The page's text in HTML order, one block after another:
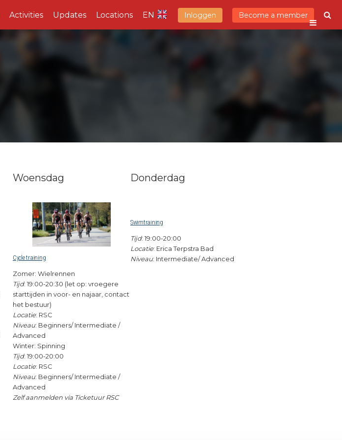
Activities Updates Locations EN Inloggen Become a member
Woensdag
Cycle training
Zomer: Wielrennen
Tijd: 19:00-20:30 (let op: vroegere
starttijden in voor- en najaar, contact
het bestuur)
Locatie: RSC
Niveau: Beginners/ Intermediate /
Advanced
Winter: Spinning
Tijd: 19:00-20:00
Locatie: RSC
Niveau: Beginners/ Intermediate /
Advanced
Zelf aanmelden via Ticketuur RSC
Donderdag
Swimtraining
Tijd: 19:00-20:00
Locatie: Erica Terpstra Bad
Niveau: Intermediate/ Advanced